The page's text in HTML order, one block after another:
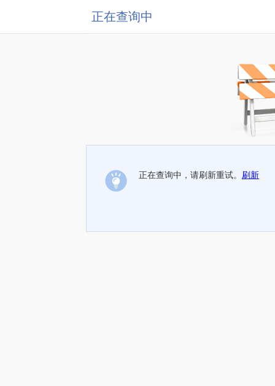
正在查询中
正在查询中，请刷新重试。 刷新